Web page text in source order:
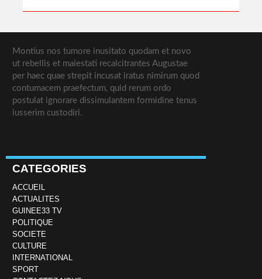
Montius nos tumore inusitato quodam et novo
ut rebellis et maiestati recalcitrantes Augustae
per haec quae strepit incusat iratus nimirum quod
contumacem praefectum, quid rerum ordo
postulat ignorare dissimulantem formidine tenus
iusserim custodiri.
CATEGORIES
ACCUEIL
ACTUALITES
GUINEE33 TV
POLITIQUE
SOCIETE
CULTURE
INTERNATIONAL
SPORT